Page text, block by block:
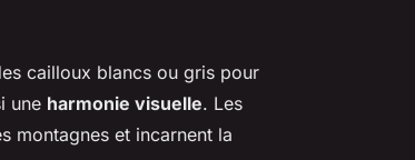
cailloux blancs ou gris pour
une harmonie visuelle. Les
montagnes et incarnent la